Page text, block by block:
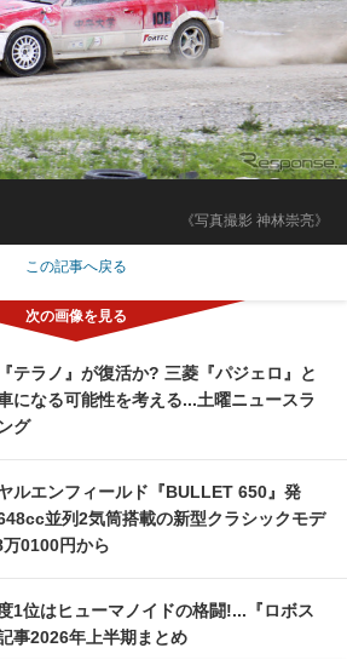
《写真撮影 神林崇亮》
この記事へ戻る
テラノ』が復活か? 三菱『パジェロ』と
になる可能性を考える...土曜ニュースラ
グ
ルエンフィールド『BULLET 650』発
並列2気筒搭載の新型クラシックモデ
万0100円から
1位はヒューマノイドの格闘!...『ロボス
事2026年上半期まとめ